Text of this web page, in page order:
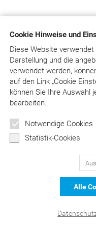
Cookie Hinweise und
Diese Website
Darstellung und die
verwendet werden,
aufden Link „Cookie
können Sie Ihre Auswahl
bearbeiten.
Notwendige Cookies
Statistik-Cookies
Alle